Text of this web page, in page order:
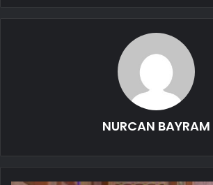
NURCAN BAYRAM